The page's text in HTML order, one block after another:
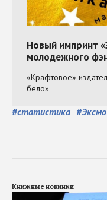
#статистика #Эксмо
Книжные новинки